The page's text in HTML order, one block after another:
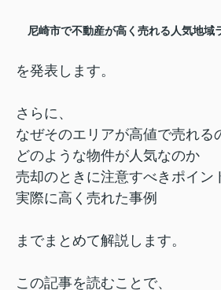
尼崎市で不動産が高く売れる人気地域
を発表します。
さらに、
なぜそのエリアが高値で売れる
どのような物件が人気なのか
売却のときに注意すべきポイン
実際に高く売れた事例
までまとめて解説します。
この記事を読むことで、